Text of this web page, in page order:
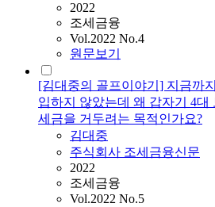
2022
조세금융
Vol.2022 No.4
원문보기
[김대중의 골프이야기] 지금까
입하지 않았는데 왜 갑자기 4대
세금을 거두려는 목적인가요?
김대중
주식회사 조세금융신문
2022
조세금융
Vol.2022 No.5